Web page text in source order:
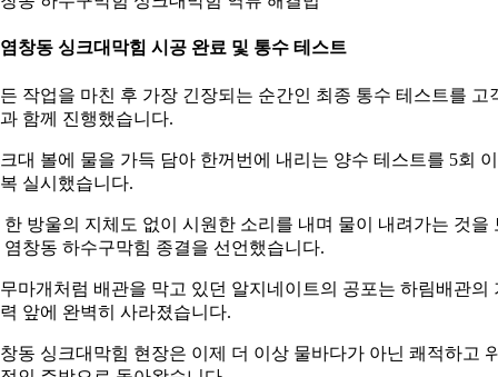
창동 싱크대막힘 시공 완료 및 통수 테스트
작업을 마친 후 가장 긴장되는 순간인 최종 통수 테스트를 고
함께 진행했습니다.
대 볼에 물을 가득 담아 한꺼번에 내리는 양수 테스트를 5회
실시했습니다.
한 방울의 지체도 없이 시원한 소리를 내며 물이 내려가는 것을
염창동 하수구막힘 종결을 선언했습니다.
마개처럼 배관을 막고 있던 알지네이트의 공포는 하림배관의
앞에 완벽히 사라졌습니다.
동 싱크대막힘 현장은 이제 더 이상 물바다가 아닌 쾌적하고